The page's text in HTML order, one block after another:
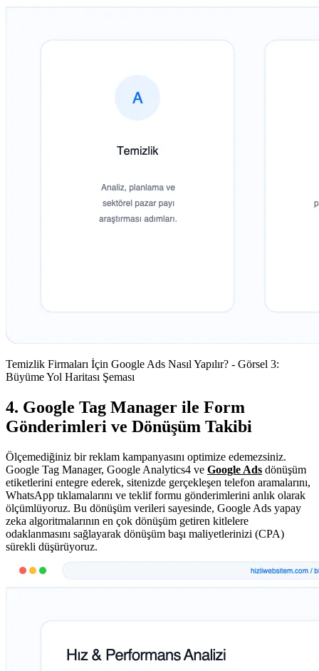
Temizlik Firmaları İçin Google Ads Nasıl Yapılır? - Görsel 3:
Büyüme Yol Haritası Şeması
4. Google Tag Manager ile Form
Gönderimleri ve Dönüşüm Takibi
Ölçemediğiniz bir reklam kampanyasını optimize edemezsiniz.
Google Tag Manager, Google Analytics4 ve Google Ads dönüşüm
etiketlerini entegre ederek, sitenizde gerçekleşen telefon aramalarını,
WhatsApp tıklamalarını ve teklif formu gönderimlerini anlık olarak
ölçümlüyoruz. Bu dönüşüm verileri sayesinde, Google Ads yapay
zeka algoritmalarının en çok dönüşüm getiren kitlelere
odaklanmasını sağlayarak dönüşüm başı maliyetlerinizi (CPA)
sürekli düşürüyoruz.